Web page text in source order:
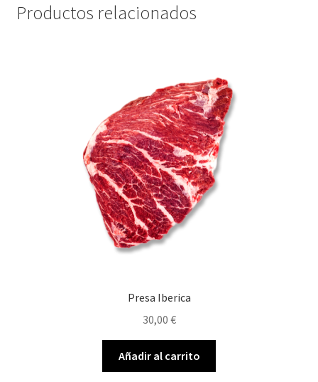
Productos relacionados
Presa Iberica
30,00 €
Añadir al carrito